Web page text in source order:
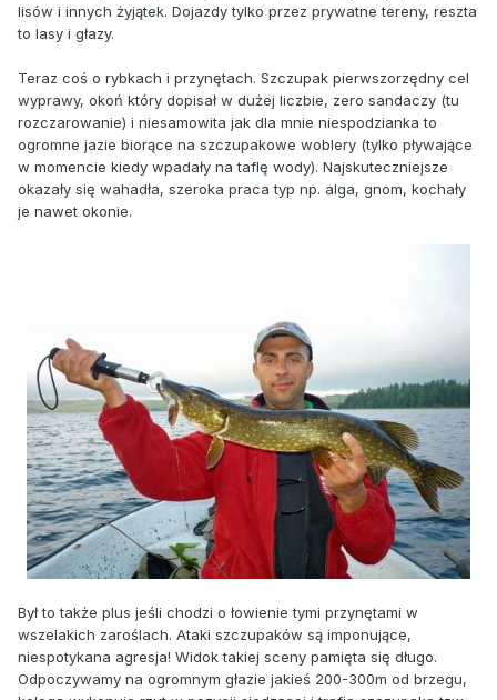
lisów i innych żyjątek. Dojazdy tylko przez prywatne tereny, reszta
to lasy i głazy.
Teraz coś o rybkach i przynętach. Szczupak pierwszorzędny cel
wyprawy, okoń który dopisał w dużej liczbie, zero sandaczy (tu
rozczarowanie) i niesamowita jak dla mnie niespodzianka to
ogromne jazie biorące na szczupakowe woblery (tylko pływające
w momencie kiedy wpadały na taflę wody). Najskuteczniejsze
okazały się wahadła, szeroka praca typ np. alga, gnom, kochały
je nawet okonie.
Był to także plus jeśli chodzi o łowienie tymi przynętami w
wszelakich zaroślach. Ataki szczupaków są imponujące,
niespotykana agresja! Widok takiej sceny pamięta się długo.
Odpoczywamy na ogromnym głazie jakieś 200-300m od brzegu,